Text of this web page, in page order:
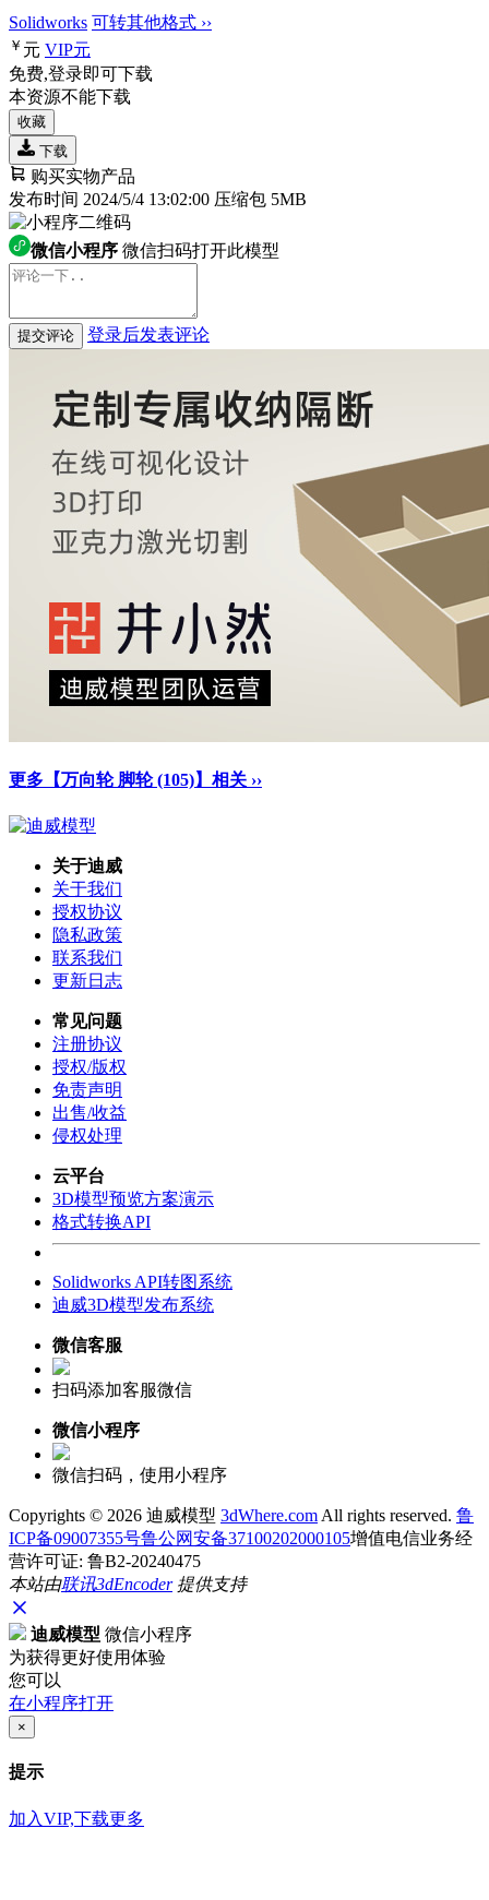
Solidworks 可转其他格式 ››
￥ 元 VIP元
免费,登录即可下载
本资源不能下载
收藏
下载
购买实物产品
发布时间 2024/5/4 13:02:00 压缩包 5MB
微信小程序 微信扫码打开此模型
提交评论 登录后发表评论
更多【万向轮 脚轮 (105)】相关 ››
关于迪威
关于我们
授权协议
隐私政策
联系我们
更新日志
常见问题
注册协议
授权/版权
免责声明
出售/收益
侵权处理
云平台
3D模型预览方案演示
格式转换API
Solidworks API转图系统
迪威3D模型发布系统
微信客服
扫码添加客服微信
微信小程序
微信扫码，使用小程序
Copyrights © 2026 迪威模型 3dWhere.com All rights reserved. 鲁
ICP备09007355号鲁公网安备37100202000105增值电信业务经
营许可证: 鲁B2-20240475
本站由联讯3dEncoder提供支持
迪威模型 微信小程序
为获得更好使用体验
您可以
在小程序打开
×
提示
加入VIP,下载更多